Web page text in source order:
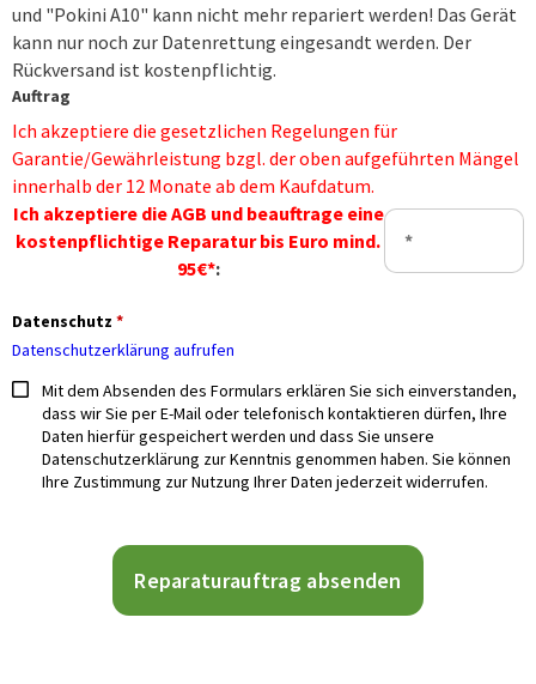
und "Pokini A10" kann nicht mehr repariert werden! Das Gerät
kann nur noch zur Datenrettung eingesandt werden. Der
Rückversand ist kostenpflichtig.
Auftrag
Ich akzeptiere die gesetzlichen Regelungen für
Garantie/Gewährleistung bzgl. der oben aufgeführten Mängel
innerhalb der 12 Monate ab dem Kaufdatum.
Ich akzeptiere die AGB und beauftrage eine
kostenpflichtige Reparaturbis Euro mind.
95€*:
Datenschutz *
Datenschutzerklärung aufrufen
Mit dem Absenden des Formulars erklären Sie sich einverstanden,
dass wir Sie per E-Mail oder telefonisch kontaktieren dürfen, Ihre
Daten hierfür gespeichert werden und dass Sie unsere
Datenschutzerklärung zur Kenntnis genommen haben. Sie können
Ihre Zustimmung zur Nutzung Ihrer Daten jederzeit widerrufen.